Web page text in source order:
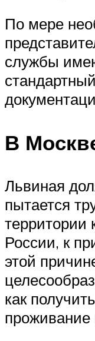
По мере
службы
В
Львиная
пытается
территории
России, к
этой
как
проживание